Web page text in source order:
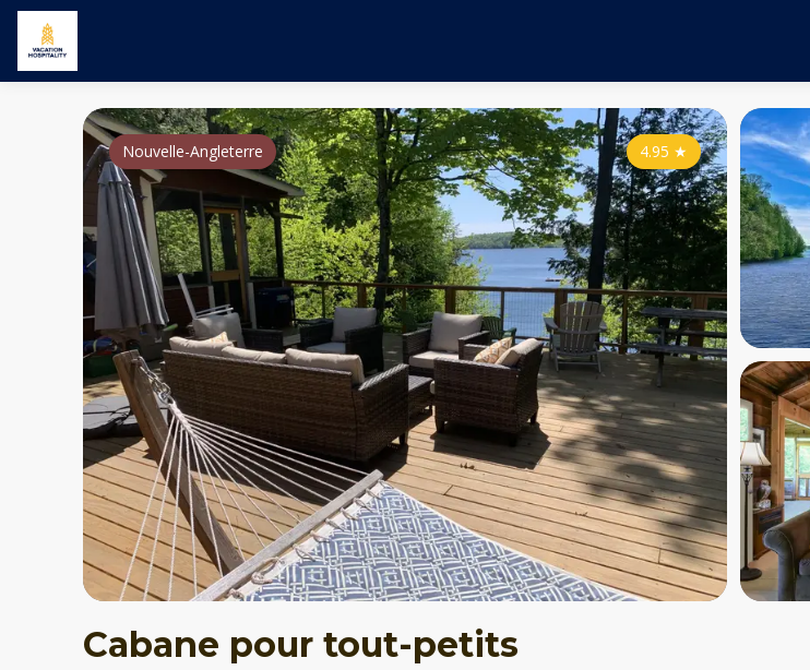
4.95 ★
Nouvelle-Angleterre
Cabane pour tout-petits